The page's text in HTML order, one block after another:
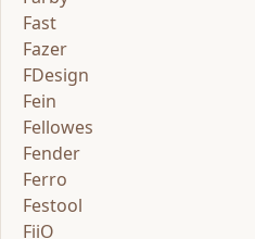
Fast
Fazer
FDesign
Fein
Fellowes
Fender
Ferro
Festool
FiiO